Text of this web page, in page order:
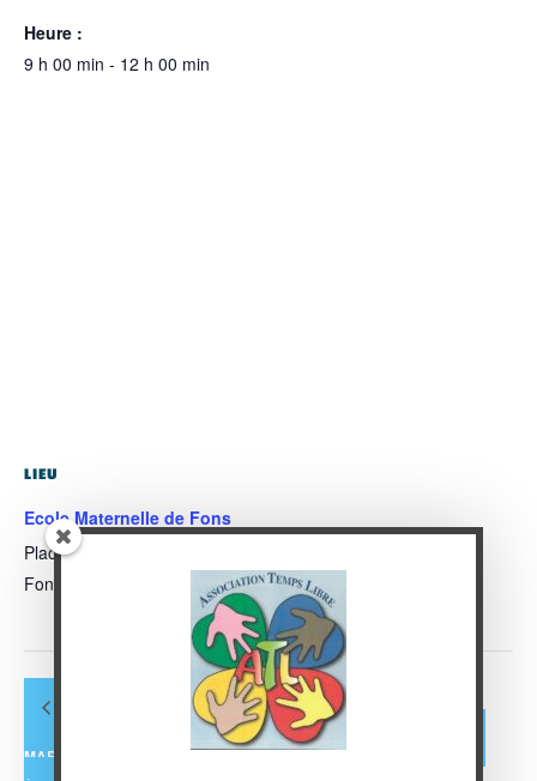
Heure :
9 h 00 min - 12 h 00 min
LIEU
Ecole Maternelle de Fons
Place Saturnin Garimont
Fons-outre-Gardons
France + Google Map
EXPOSITION PEINTURES DE
MARCELLE CAUSSE : “UNE INVITATION
FÊTE DES FLEURS –
1ÈRE ÉDITION